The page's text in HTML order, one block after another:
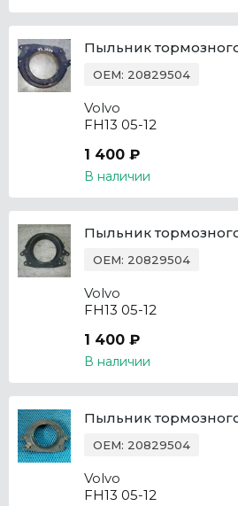
Пыльник
OEM: 20829504
Volvo
FH13 05-12
1 400 ₽
В наличии
Пыльник
OEM: 20829504
Volvo
FH13 05-12
1 400 ₽
В наличии
Пыльник
OEM: 20829504
Volvo
FH13 05-12